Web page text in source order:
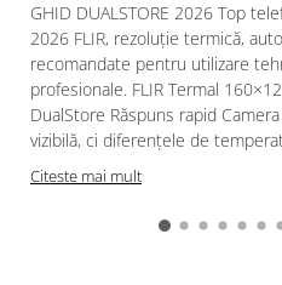
GHID DUALSTORE 2026 Top
2026 FLIR, rezoluție termică,
recomandate pentru utilizare
profesionale. FLIR Termal
DualStore Răspuns rapid
vizibilă, ci diferențele de
Citeste mai mult